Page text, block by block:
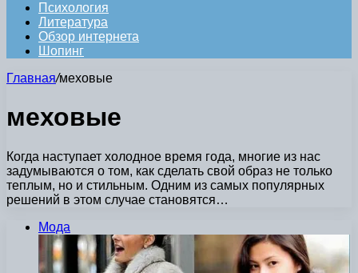
Психология
Литература
Обзор интернета
Шопинг
Главная/меховые
меховые
Когда наступает холодное время года, многие из нас
задумываются о том, как сделать свой образ не только
теплым, но и стильным. Одним из самых популярных
решений в этом случае становятся…
Мода